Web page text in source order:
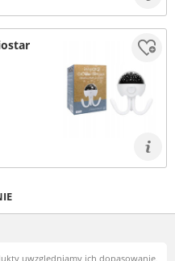
uwzględniamy ich dopasowanie,